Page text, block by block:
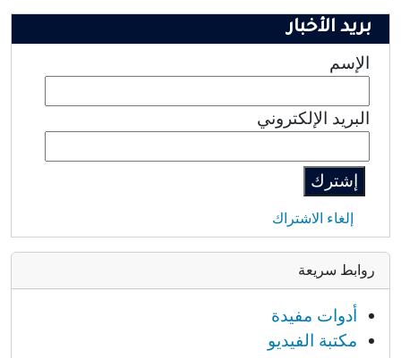
بريد الأخبار
الإسم
البريد الإلكتروني
إلغاء الاشتراك
روابط سريعة
أدوات مفيدة
مكتبة الفيديو